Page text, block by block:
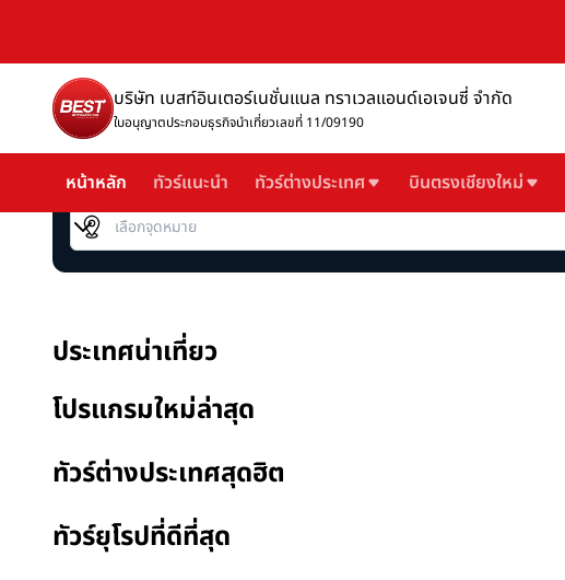
บริษัท เบสท์อินเตอร์เนชั่นแนล ทราเวลแอนด์เอเจนซี่ จำกัด
ใบอนุญาตประกอบธุรกิจนำเที่ยวเลขที่ 11/09190
หน้าหลัก ทัวร์แนะนำ ทัวร์ต่างประเทศ บินตรงเชียงใหม่
เลือกจุดหมาย
ประเทศน่าเที่ยว
โปรแกรมใหม่ล่าสุด
ทัวร์ต่างประเทศสุดฮิต
ทัวร์ยุโรปที่ดีที่สุด